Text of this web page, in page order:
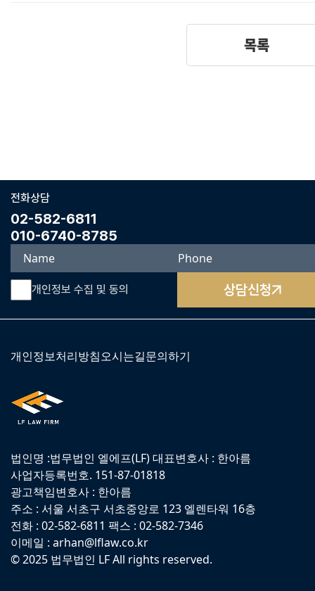
목록
전화상담
02-582-6811
010-6740-8785
개인정보 수집 및 동의 상담신청
개인정보처리방침오시는길문의하기
법인명 :법무법인 엘에프(LF) 대표변호사 : 한아름
사업자등록번호. 151-87-01818
광고책임변호사 : 한아름
주소 : 서울 서초구 서초중앙로 123 엘렌타워 16층
전화 : 02-582-6811 팩스 : 02-582-7346
이메일 : arhan@lflaw.co.kr
© 2025 법무법인 LF All rights reserved.